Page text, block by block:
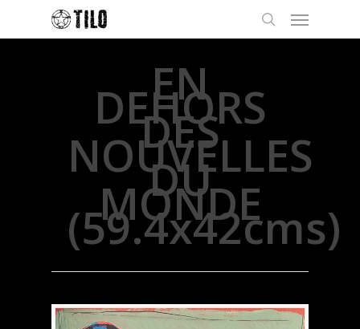
EN
DEHORS
DES
NOUVELLES
DU
MONDE
(59.4x42cms)